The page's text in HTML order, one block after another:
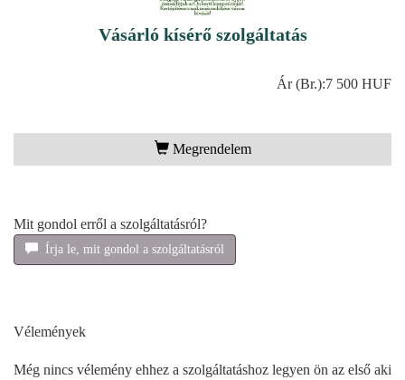
Vásárló kísérő szolgáltatás
Ár (Br.):7 500 HUF
Megrendelem
Mit gondol erről a szolgáltatásról?
Írja le, mit gondol a szolgáltatásról
Vélemények
Még nincs vélemény ehhez a szolgáltatáshoz legyen ön az első aki